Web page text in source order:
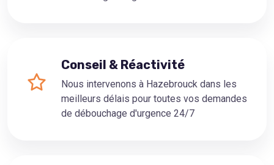
Conseil & Réactivité
Nous intervenons à Hazebrouck dans les
meilleurs délais pour toutes vos demandes
de débouchage d'urgence 24/7